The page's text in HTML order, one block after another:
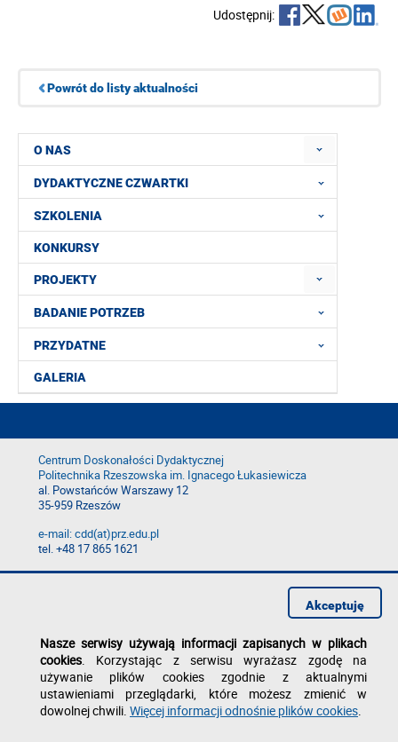
O NAS
DYDAKTYCZNE CZWARTKI
SZKOLENIA
KONKURSY
PROJEKTY
BADANIE POTRZEB
PRZYDATNE
GALERIA
Udostępnij:
Powrót do listy aktualności
Centrum Doskonałości Dydaktycznej
Politechnika Rzeszowska im. Ignacego Łukasiewicza
al. Powstańców Warszawy 12
35-959 Rzeszów
e-mail: cdd(at)prz.edu.pl
tel. +48 17 865 1621
Deklaracja dostępności
Nasze serwisy używają informacji zapisanych w plikach
cookies. Korzystając z serwisu wyrażasz zgodę na
używanie plików cookies zgodnie z aktualnymi
ustawieniami przeglądarki, które możesz zmienić w
dowolnej chwili. Więcej informacji odnośnie plików cookies.
Akceptuję